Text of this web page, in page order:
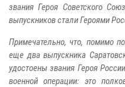
звания Героя Советского
выпускников стали Героями
Примечательно, что, помимо
еще два выпускника
удостоены звания Героя
военной операции: это